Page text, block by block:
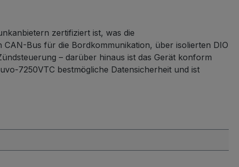
zertifiziert ist, was die
Bus für die Bordkommunikation, über isolierten DIO
– darüber hinaus ist das Gerät konform
7250VTC bestmögliche Datensicherheit und ist